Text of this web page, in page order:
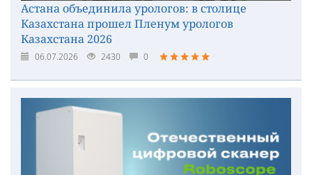
Астана объединила урологов: в столице
Казахстана прошел Пленум урологов
Казахстана 2026
06.07.2026 2430 0